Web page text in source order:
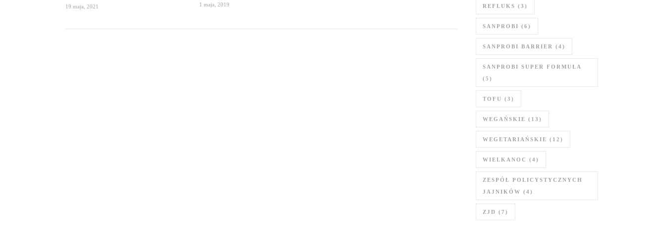
19 maja, 2021 1 maja, 2019 REFLUKS (3)
SANPROBI (6)
SANPROBI BARRIER (4)
SANPROBI SUPER FORMUŁA
(5)
TOFU (3)
WEGAŃSKIE (13)
WEGETARIAŃSKIE (12)
WIELKANOC (4)
ZESPÓŁ POLICYSTYCZNYCH
JAJNIKÓW (4)
ZJD (7)